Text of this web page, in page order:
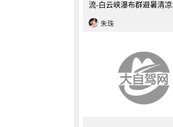
流-白云峡瀑布群避暑清
朱珠